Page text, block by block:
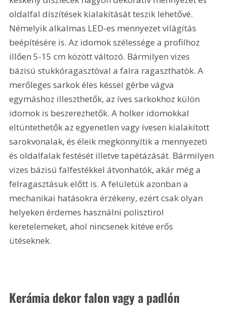
oldalfal díszítések kialakítását teszik lehetővé.
Némelyik alkalmas LED-es mennyezet világítás
beépítésére is. Az idomok szélessége a profilhoz
illően 5-15 cm között változó. Bármilyen vizes
bázisú stukkóragasztóval a falra ragaszthatók. A
merőleges sarkok éles késsel gérbe vágva
egymáshoz illeszthetők, az íves sarkokhoz külön
idomok is beszerezhetők. A holker idomokkal
eltüntethetők az egyenetlen vagy ívesen kialakított
sarokvonalak, és éleik megkönnyítik a mennyezeti
és oldalfalak festését illetve tapétázását. Bármilyen
vizes bázisú falfestékkel átvonhatók, akár még a
felragasztásuk előtt is. A felületük azonban a
mechanikai hatásokra érzékeny, ezért csak olyan
helyeken érdemes használni polisztirol
keretelemeket, ahol nincsenek kitéve erős
ütéseknek.
Kerámia dekor falon vagy a padlón